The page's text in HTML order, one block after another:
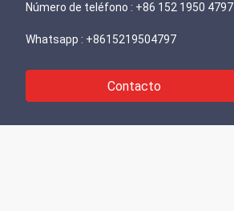
Número de teléfono : +86 152 1950 4797
Whatsapp : +8615219504797
Contacto